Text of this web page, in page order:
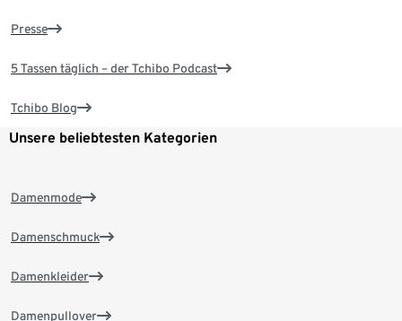
Presse
5 Tassen täglich – der Tchibo Podcast
Tchibo Blog
Unsere beliebtesten Kategorien
Damenmode
Damenschmuck
Damenkleider
Damenpullover